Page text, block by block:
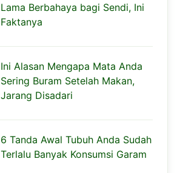
Lama Berbahaya bagi Sendi, Ini
Faktanya
Ini Alasan Mengapa Mata Anda
Sering Buram Setelah Makan,
Jarang Disadari
6 Tanda Awal Tubuh Anda Sudah
Terlalu Banyak Konsumsi Garam